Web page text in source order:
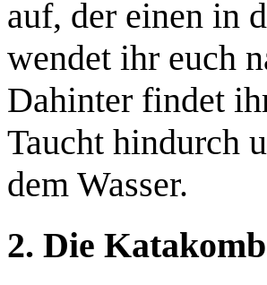
auf, der einen in
wendet ihr euch
Dahinter findet
Taucht hindurch
dem Wasser.
2. Die